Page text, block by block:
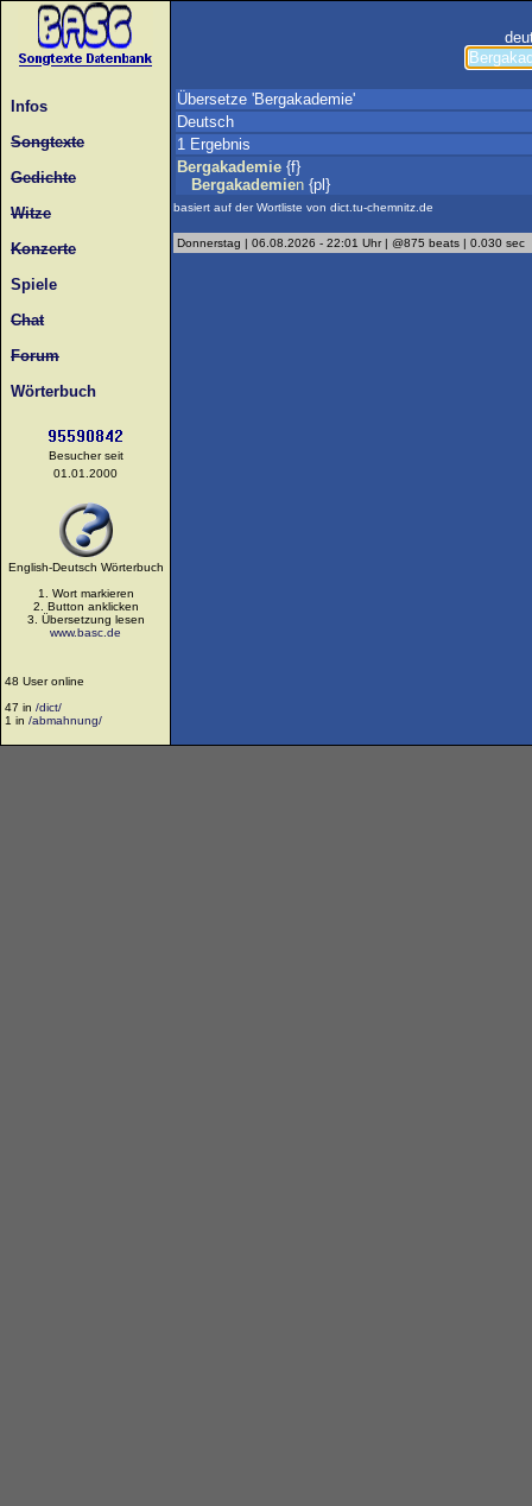
Infos
Songtexte
Gedichte
Witze
Konzerte
Spiele
Chat
Forum
Wörterbuch
Besucher seit
01.01.2000
English-Deutsch Wörterbuch
1. Wort markieren
2. Button anklicken
3. Übersetzung lesen
www.basc.de
48 User online
47 in /dict/
1 in /abmahnung/
Übersetze 'Bergakademie'
Deutsch
1 Ergebnis
Bergakademie {f}
Bergakademien {pl}
basiert auf der Wortliste von dict.tu-chemnitz.de
Donnerstag | 06.08.2026 - 22:01 Uhr | @875 beats | 0.030 sec